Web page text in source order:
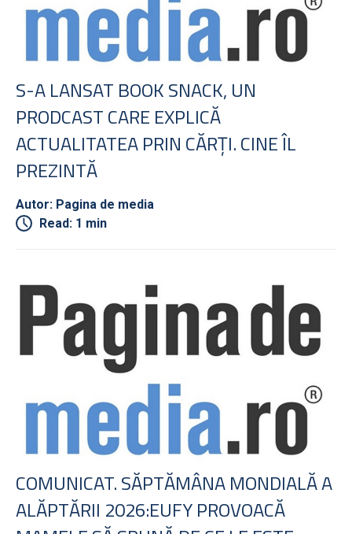
S-A LANSAT BOOK SNACK, UN
PRODCAST CARE EXPLICĂ
ACTUALITATEA PRIN CĂRŢI. CINE ÎL
PREZINTĂ
Autor: Pagina de media
Read: 1 min
COMUNICAT. SĂPTĂMÂNA MONDIALĂ A
ALĂPTĂRII 2026:EUFY PROVOACĂ